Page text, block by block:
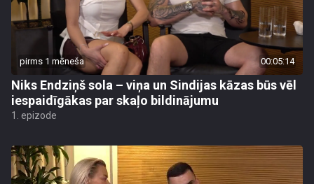
pirms 1 mēneša 00:05:14
Niks Endziņš sola – viņa un Sindijas kāzas būs vēl
iespaidīgākas par skaļo bildinājumu
1. epizode